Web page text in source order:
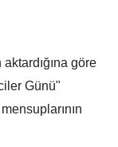
aktardığına göre
Günü"